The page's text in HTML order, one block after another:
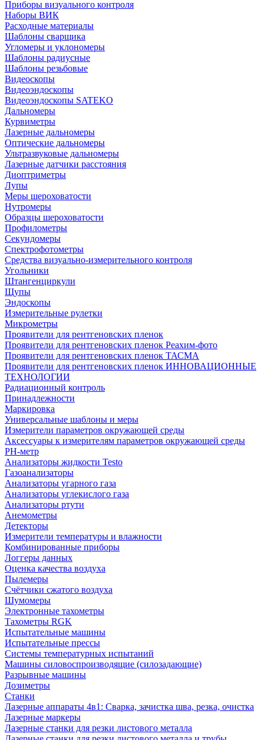
Приборы визуального контроля
Наборы ВИК
Расходные материалы
Шаблоны сварщика
Угломеры и уклономеры
Шаблоны радиусные
Шаблоны резьбовые
Видеоскопы
Видеоэндоскопы
Видеоэндоскопы SATEKO
Дальномеры
Курвиметры
Лазерные дальномеры
Оптические дальномеры
Ультразвуковые дальномеры
Лазерные датчики расстояния
Диоптриметры
Лупы
Меры шероховатости
Нутромеры
Образцы шероховатости
Профилометры
Секундомеры
Спектрофотометры
Средства визуально-измерительного контроля
Угольники
Штангенциркули
Щупы
Эндоскопы
Измерительные рулетки
Микрометры
Проявители для рентгеновских пленок
Проявители для рентгеновских пленок Реахим-фото
Проявители для рентгеновских пленок ТАСМА
Проявители для рентгеновских пленок ИННОВАЦИОННЫЕ
ТЕХНОЛОГИИ
Радиационный контроль
Принадлежности
Маркировка
Универсальные шаблоны и меры
Измерители параметров окружающей среды
Аксессуары к измерителям параметров окружающей среды
PH-метр
Анализаторы жидкости Testo
Газоанализаторы
Анализаторы угарного газа
Анализаторы углекислого газа
Анализаторы ртути
Анемометры
Детекторы
Измерители температуры и влажности
Комбинированные приборы
Логгеры данных
Оценка качества воздуха
Пылемеры
Счётчики сжатого воздуха
Шумомеры
Электронные тахометры
Тахометры RGK
Испытательные машины
Испытательные прессы
Системы температурных испытаний
Машины силовоспроизводящие (силозадающие)
Разрывные машины
Дозиметры
Станки
Лазерные аппараты 4в1: Сварка, зачистка шва, резка, очистка
Лазерные маркеры
Лазерные станки для резки листового металла